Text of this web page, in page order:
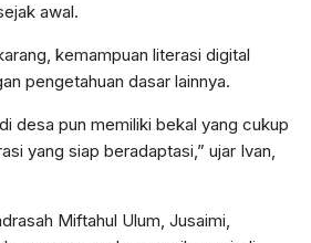
awal.
kemampuan literasi digital
pengetahuan dasar lainnya.
desa pun memiliki bekal yang cukup
yang siap beradaptasi,” ujar Ivan,
Miftahul Ulum, Jusaimi,